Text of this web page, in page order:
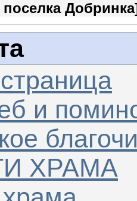
Добринка
и
ХРАМА